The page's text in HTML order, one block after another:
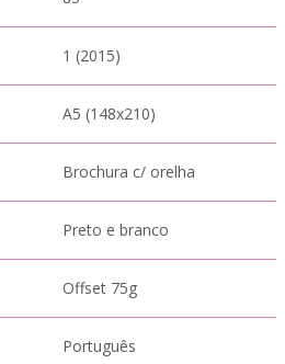
1 (2015)
A5 (148x210)
Brochura c/ orelha
Preto e branco
Offset 75g
Português